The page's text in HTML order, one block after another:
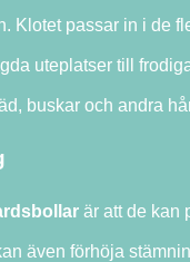
Klotet passar in i de
uteplatser till
buskar och andra
är att de kan
även förhöja